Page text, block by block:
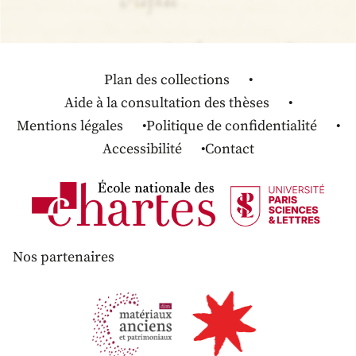
Plan des collections
Aide à la consultation des thèses
Mentions légales
Politique de confidentialité
Accessibilité
Contact
Nos partenaires